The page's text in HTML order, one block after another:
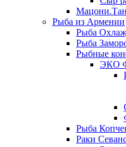
Рыба из Армении
Рыба
Рыба
Рыбные
ЭКО
Рыба
Раки